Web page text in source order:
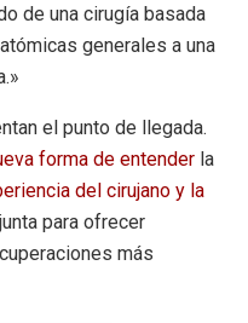
de una cirugía basada
generales a una
el punto de llegada.
forma de entender la
del cirujano y la
para ofrecer
más